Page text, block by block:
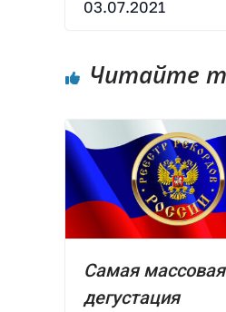
03.07.2021
Читайте
Самая массовая
дегустация